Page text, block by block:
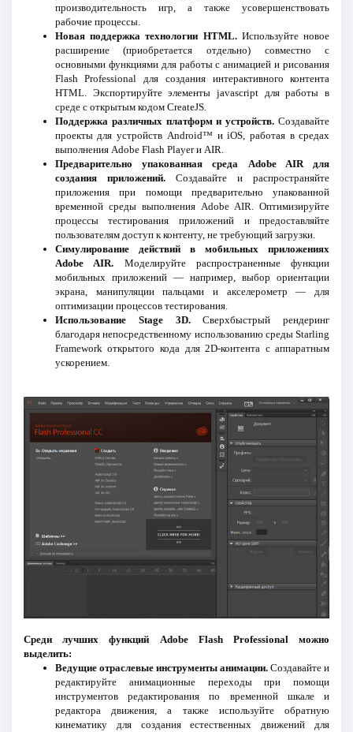
производительность игр, а также усовершенствовать
рабочие процессы.
Новая поддержка технологии HTML.Используйте новое
расширение (приобретается отдельно) совместно с
основными функциями для работы с анимацией и рисования
Flash Professional для создания интерактивного контента
HTML. Экспортируйте элементы jаvascript для работы в
среде с открытым кодом CreateJS.
Поддержка различных платформ и устройств. Создавайте
проекты для устройств Android™ и iOS, работая в средах
выполнения Adobe Flash Player и AIR.
Предварительно упакованная среда Adobe AIR для
создания приложений.Создавайте и распространяйте
приложения при помощи предварительно упакованной
временной среды выполнения Adobe AIR. Оптимизируйте
процессы тестирования приложений и предоставляйте
пользователям доступ к контенту, не требующий загрузки.
Симулирование действий в мобильных приложениях
Adobe AIR. Моделируйте распространенные функции
мобильных приложений — например, выбор ориентации
экрана, манипуляции пальцами и акселерометр — для
оптимизации процессов тестирования.
Использование Stage 3D.Сверхбыстрый рендеринг
благодаря непосредственному использованию среды Starling
Framework открытого кода для 2D-контента с аппаратным
ускорением.
Среди лучших функций Adobe Flash Professional можно
выделить:
Ведущие отраслевые инструменты анимации. Создавайте и
редактируйте анимационные переходы при помощи
инструментов редактирования по временной шкале и
редактора движения, а также используйте обратную
кинематику для создания естественных движений для